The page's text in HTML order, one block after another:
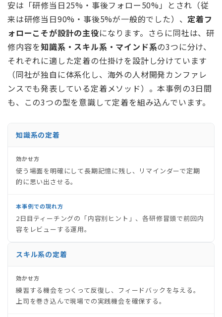
安は「研修当日25%・事後フォロー50%」とされ（従
来は研修当日90%・事後5%が一般的でした）、定着フ
ォローこそが設計の主役になります。さらに同社は、研
修内容を知識系・スキル系・マインド系の3つに分け、
それぞれに適した定着の仕掛けを設計し分けています
（同社が独自に体系化し、海外の人材開発カンファレ
ンスでも発表している定着メソッド）。本事例の3日間
も、この3つの型を意識して定着を組み込んでいます。
知識系の定着
効かせ方
使う場面を明確にして長期記憶に残し、リマインダーで定期
的に思い出させる。
本事例での現れ方
2日目ティーチングの「内容別ヒント」、各研修冒頭で前回内
容をレビューする運用。
スキル系の定着
効かせ方
練習する機会をつくって反復し、フィードバックを与える。
上司を巻き込んで現場での実践機会を確保する。